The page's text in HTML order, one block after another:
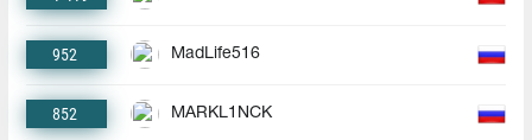
952 MadLife516
852 MARKL1NCK